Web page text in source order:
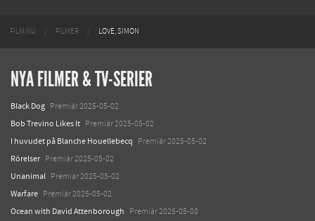
FILM.NU FILMER LOVE, SIMON
NYA FILMER & TV-SERIER
Black Dog Premiär 2025-05-02
Bob Trevino Likes It Premiär 2025-05-02
I huvudet på Blanche Houellebecq Premiär 2025-05-02
Rörelser Premiär 2025-05-02
Unanimal Premiär 2025-05-02
Warfare Premiär 2025-05-02
Ocean with David Attenborough Premiär 2025-05-08